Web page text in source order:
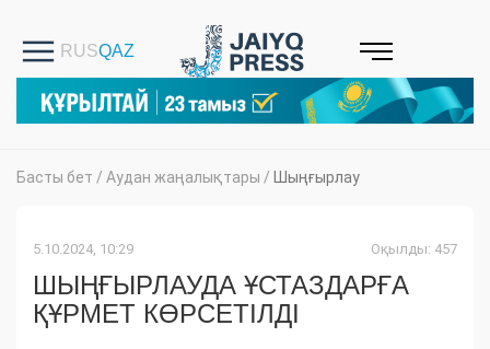
Басты бет / Аудан жаңалықтары / Шыңғырлау
5.10.2024, 10:29 Оқылды: 457
ШЫҢҒЫРЛАУДА ҰСТАЗДАРҒА
ҚҰРМЕТ КӨРСЕТІЛДІ